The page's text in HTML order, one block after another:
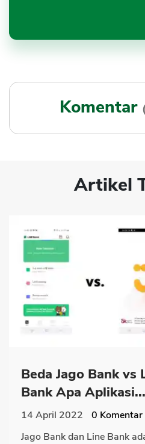
Komentar
Artikel
Beda Jago Bank vs
Bank Apa Aplikasi...
14 April 2022 0 Komentar
Jago Bank dan Line Bank